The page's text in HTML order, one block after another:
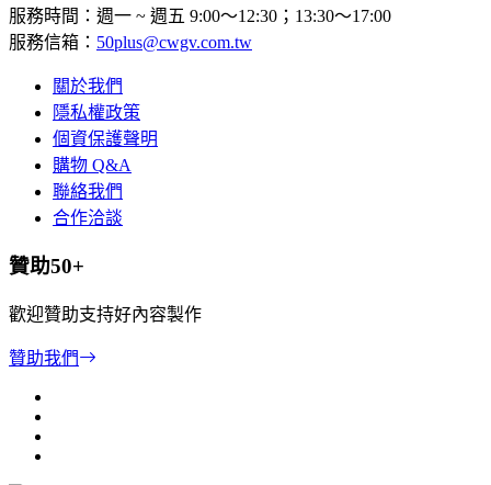
服務時間：週一 ~ 週五 9:00～12:30；13:30～17:00
服務信箱： 50plus@cwgv.com.tw
關於我們
隱私權政策
個資保護聲明
購物 Q&A
聯絡我們
合作洽談
贊助50+
歡迎贊助支持好內容製作
贊助我們